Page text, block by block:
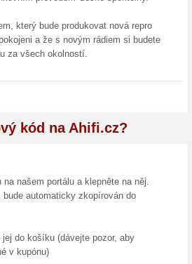
na Ahifi.cz...
obchod, který
oblíbenou